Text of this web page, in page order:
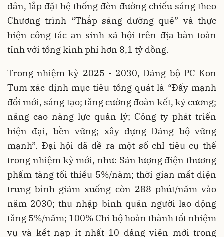
dân, lắp đặt hệ thống đèn đường chiếu sáng theo
Chương trình “Thắp sáng đường quê” và thực
hiện công tác an sinh xã hội trên địa bàn toàn
tỉnh với tổng kinh phí hơn 8,1 tỷ đồng.
Trong nhiệm kỳ 2025 - 2030, Đảng bộ PC Kon
Tum xác định mục tiêu tổng quát là “Đẩy mạnh
đổi mới, sáng tạo; tăng cường đoàn kết, kỷ cương;
nâng cao năng lực quản lý; Công ty phát triển
hiện đại, bền vững; xây dựng Đảng bộ vững
mạnh”. Đại hội đã đề ra một số chỉ tiêu cụ thể
trong nhiệm kỳ mới, như: Sản lượng điện thương
phẩm tăng tối thiểu 5%/năm; thời gian mất điện
trung bình giảm xuống còn 288 phút/năm vào
năm 2030; thu nhập bình quân người lao động
tăng 5%/năm; 100% Chi bộ hoàn thành tốt nhiệm
vụ và kết nạp ít nhất 10 đảng viên mới trong